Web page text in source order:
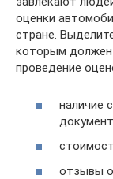
оценки
стране.
которым должен
проведение
наличие
отзывы